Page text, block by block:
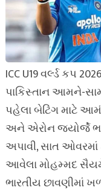
ICC U19 વર્લ્ડ કપ
પાકિસ્તાન આમને-
પહેલા બેટિંગ માટે
અને એરોન જ્યોર્જે
અપાવી, સાત
આવેલા મોહમ્મદ
ભારતીય છાવણીમાં